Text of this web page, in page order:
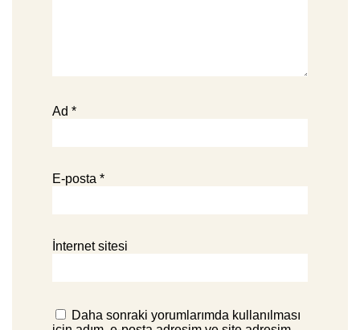
Ad *
E-posta *
İnternet sitesi
Daha sonraki yorumlarımda kullanılması